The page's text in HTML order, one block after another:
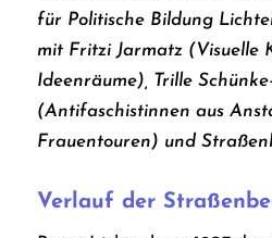
für Politische Bildung
mit Fritzi Jarmatz (Visuelle
Ideenräume), Trille
(Antifaschistinnen aus
Frauentouren) und
Verlauf der